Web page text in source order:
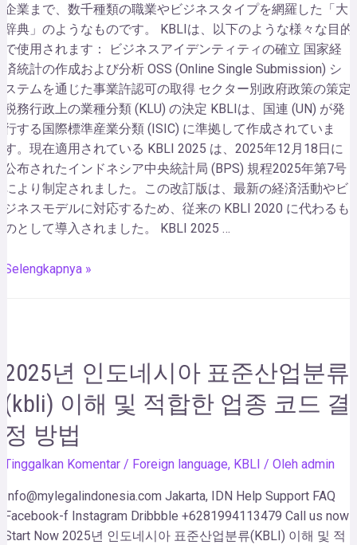
企業まで、数千種類の職業やビジネスタイプを網羅した「大
辞典」のようなものです。 KBLIは、以下のような様々な目的
で使用されます： ビジネスアイデンティティの確立 国家経
済統計の作成および分析 OSS (Online Single Submission) シ
ステムを通じた事業許認可の取得 セクター別政府政策の策定
税務行政上の業種分類 (KLU) の決定 KBLIは、国連 (UN) が発
行する国際標準産業分類 (ISIC) に準拠して作成されていま
す。現在適用されている KBLI 2025 は、2025年12月18日に
公布されたインドネシア中央統計局 (BPS) 規程2025年第7号
により制定されました。この改訂版は、最新の経済活動やビ
ジネスモデルに対応するため、従来の KBLI 2020 に代わるも
のとして導入されました。 KBLI 2025 …
Selengkapnya »
2025년 인도네시아 표준산업분류
(kbli) 이해 및 적합한 업종 코드 결
정 방법
Tinggalkan Komentar / Foreign language, KBLI / Oleh admin
Info@mylegalindonesia.com Jakarta, IDN Help Support FAQ
Facebook-f Instagram Dribbble +6281994113479 Call us now!
Start Now 2025년 인도네시아 표준산업분류(KBLI) 이해 및 적